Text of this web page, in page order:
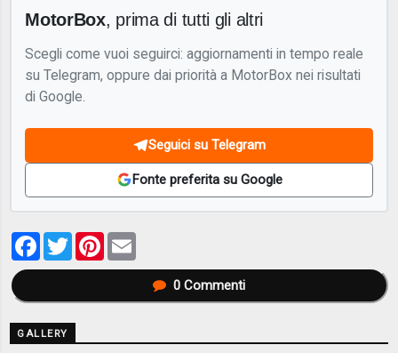
MotorBox, prima di tutti gli altri
Scegli come vuoi seguirci: aggiornamenti in tempo reale
su Telegram, oppure dai priorità a MotorBox nei risultati
di Google.
Seguici su Telegram
Fonte preferita su Google
Facebook
TwitterPinterest
0Commenti
GALLERY